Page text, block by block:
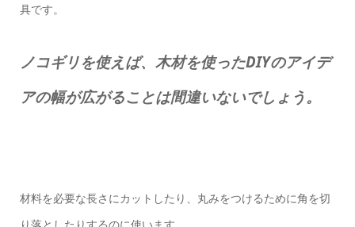
具です。
ノコギリを使えば、木材を使ったDIYのアイデ
アの幅が広がることは間違いないでしょう。
材料を必要な長さにカットしたり、丸みをつけるために角を切